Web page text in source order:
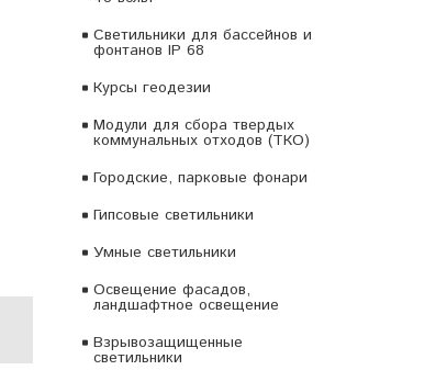
Светильники для бассейнов и
фонтанов IP 68
Курсы геодезии
Модули для сбора твердых
коммунальных отходов (ТКО)
Городские, парковые фонари
Гипсовые светильники
Умные светильники
Освещение фасадов,
ландшафтное освещение
Взрывозащищенные
светильники